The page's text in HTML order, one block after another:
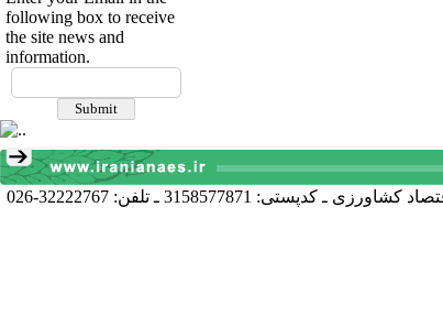
following box to receive
the site news and
information.
آدرس دبیرخانه انجمن: کرج خیابان دانشکده، پردیس کشاورزی و منابع طبیعی دانشگاه تهران دانشکده اقتصاد و توسعه کشاورزی، گروه مهندسی اقتصاد کشاورزی ـ کدپستی: 3158577871 ـ تلفن: 32222767-026